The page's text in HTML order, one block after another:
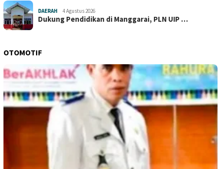
DAERAH 4 Agustus 2026
Dukung Pendidikan di Manggarai, PLN UIP …
OTOMOTIF